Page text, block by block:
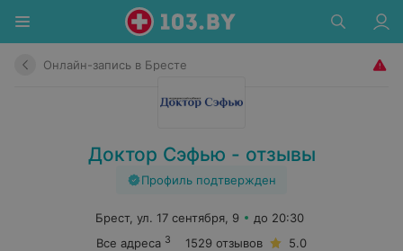
Онлайн-запись в Бресте
Доктор Сэфью - отзывы
Профиль подтвержден
Брест, ул. 17 сентября, 9
до 20:30
Все адреса 3 1529 отзывов 5.0